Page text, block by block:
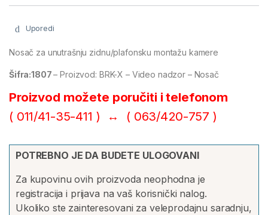
Uporedi
Nosač za unutrašnju zidnu/plafonsku montažu kamere
Šifra:1807– Proizvod: BRK-X – Video nadzor – Nosač
Proizvod možete poručiti i telefonom
( 011/41-35-411 ) ↔ ( 063/420-757 )
POTREBNO JE DA BUDETE ULOGOVANI
Za kupovinu ovih proizvoda neophodna je
registracija i prijava na vaš korisnički nalog.
Ukoliko ste zainteresovani za veleprodajnu saradnju,